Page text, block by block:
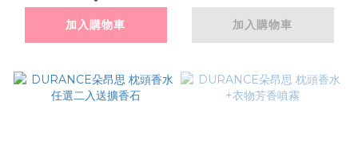
加入購物車 加入購物車